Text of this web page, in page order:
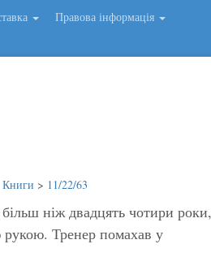
Правова інформація
Книги > 11/22/63
ніж двадцять чотири роки,
рукою. Тренер помахав у